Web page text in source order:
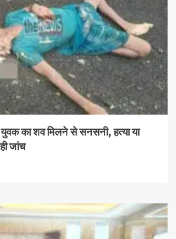
का शव मिलने से सनसनी, हत्या या
जांच